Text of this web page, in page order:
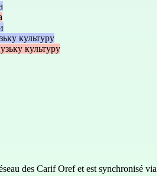
культуру
культуру
des Carif Oref et est synchronisé via